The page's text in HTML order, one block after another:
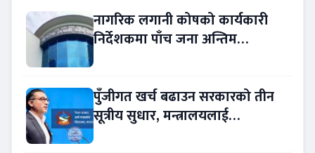
नागरिक लगानी कोषको कार्यकारी
निर्देशकमा पाँच जना अन्तिम
पुँजीगत खर्च बढाउन सरकारको तीन
सूत्रीय सुधार, मन्त्रालयलाई